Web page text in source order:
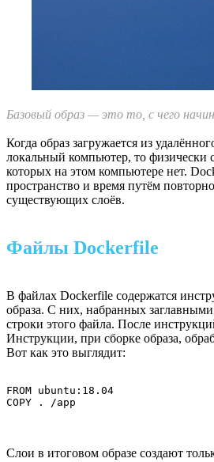
Базовый образ — это то, с чего
Когда образ загружается из
локальный компьютер, то физически
которых на этом компьютере нет.
пространство и время путём
существующих слоёв.
Файлы Dockerfile
В файлах Dockerfile содержатся
образа. С них, набранных
строки этого файла. После
Инструкции, при сборке образа,
Вот как это выглядит:
FROM ubuntu:18.04
COPY . /app
Слои в итоговом образе создают